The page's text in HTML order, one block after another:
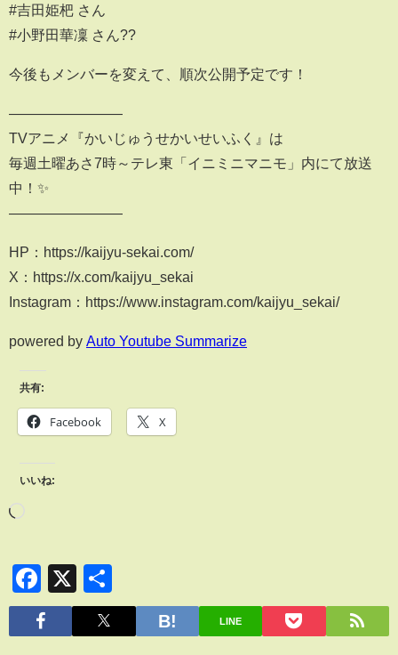
#吉田姫杷 さん
#小野田華凜 さん??
今後もメンバーを変えて、順次公開予定です！
――――――――
TVアニメ『かいじゅうせかいせいふく』は
毎週土曜あさ7時～テレ東「イニミニマニモ」内にて放送
中！✨
――――――――
HP：https://kaijyu-sekai.com/
X：https://x.com/kaijyu_sekai
Instagram：https://www.instagram.com/kaijyu_sekai/
powered by Auto Youtube Summarize
共有:
Facebook X
いいね:
Facebook
X
有
LINE